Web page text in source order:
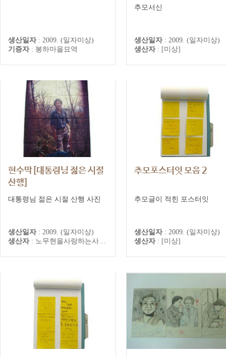
생산일자 : 2009. (일자미상)
기증자 : 봉하마을묘역
추모서신
생산일자 : 2009. (일자미상)
생산자 : [미상]
현수막[대통령님 젊은 시절
산행]
대통령님 젊은 시절 산행 사진
생산일자 : 2009. (일자미상)
생산자 : 노무현을사랑하는사람들의모임
추모포스터잇 모음 2
추모글이 적힌 포스터잇
생산일자 : 2009. (일자미상)
생산자 : [미상]